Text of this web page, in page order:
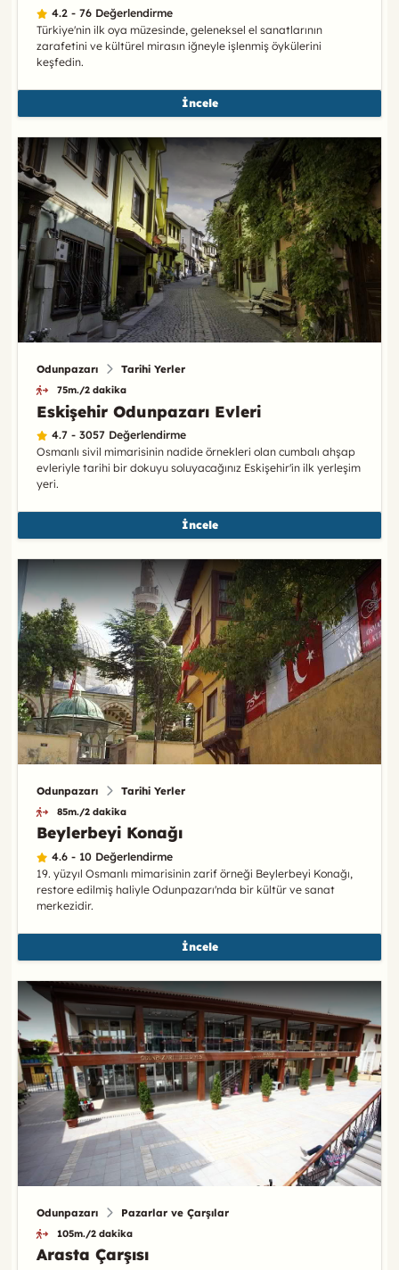
4.2 - 76 Değerlendirme
Türkiye'nin ilk oya müzesinde, geleneksel el sanatlarının
zarafetini ve kültürel mirasın iğneyle işlenmiş öykülerini
keşfedin.
İncele
Odunpazarı Tarihi Yerler
75m./2 dakika
Eskişehir Odunpazarı Evleri
4.7 - 3057 Değerlendirme
Osmanlı sivil mimarisinin nadide örnekleri olan cumbalı ahşap
evleriyle tarihi bir dokuyu soluyacağınız Eskişehir'in ilk yerleşim
yeri.
İncele
Odunpazarı Tarihi Yerler
85m./2 dakika
Beylerbeyi Konağı
4.6 - 10 Değerlendirme
19. yüzyıl Osmanlı mimarisinin zarif örneği Beylerbeyi Konağı,
restore edilmiş haliyle Odunpazarı'nda bir kültür ve sanat
merkezidir.
İncele
Odunpazarı Pazarlar ve Çarşılar
105m./2 dakika
Arasta Çarşısı